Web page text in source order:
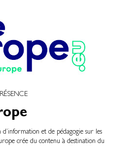
d’information et de pédagogie sur les
crée du contenu à destination du